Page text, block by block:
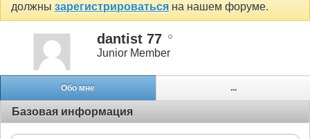
должны зарегистрироваться на нашем форуме.
dantist 77
Junior Member
Обо мне ...
Базовая информация